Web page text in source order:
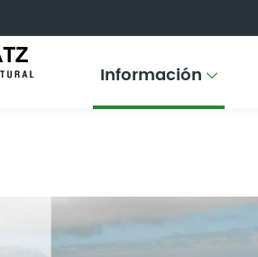
Información